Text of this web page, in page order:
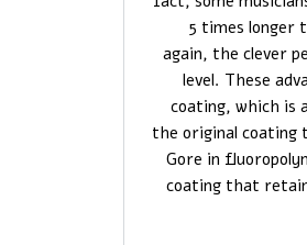
5 times longer
again, the clever
level. These
coating, which is
the original coating
Gore in
coating that